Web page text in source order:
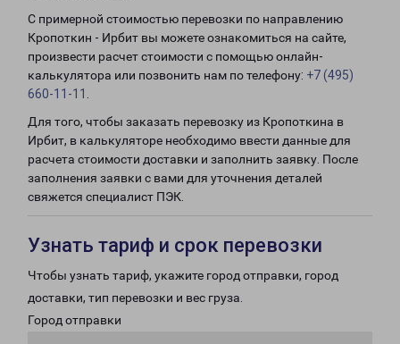
С примерной стоимостью перевозки по направлению
Кропоткин - Ирбит вы можете ознакомиться на сайте,
произвести расчет стоимости с помощью онлайн-
калькулятора или позвонить нам по телефону: +7 (495)
660-11-11
Для того, чтобы заказать перевозку из Кропоткина в
Ирбит, в калькуляторе необходимо ввести данные для
расчета стоимости доставки и заполнить заявку. После
заполнения заявки с вами для уточнения деталей
свяжется специалист ПЭК.
Узнать тариф и срок перевозки
Чтобы узнать тариф, укажите город отправки, город
доставки, тип перевозки и вес груза.
Город отправки